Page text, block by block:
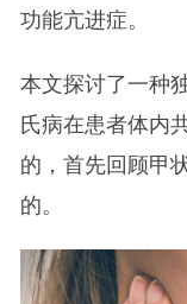
功能亢进症。
本文探讨了一种
氏病在患者体内
的，首先回顾甲
的。